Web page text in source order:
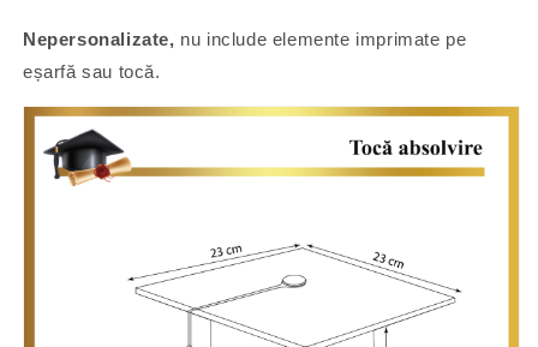
Nepersonalizate, nu include elemente imprimate pe
eșarfă sau tocă.